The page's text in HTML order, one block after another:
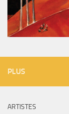
PLUS
ARTISTES